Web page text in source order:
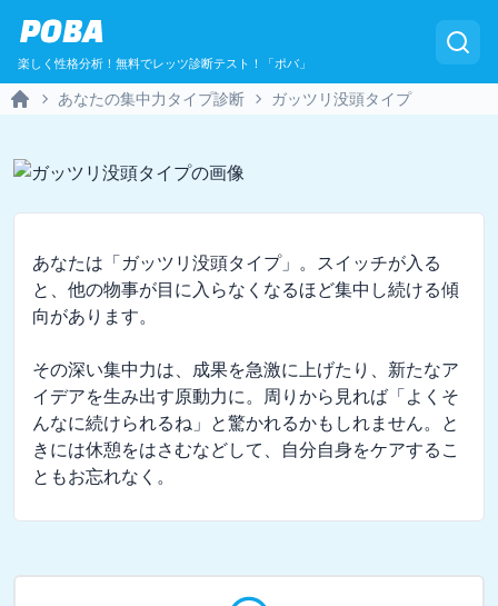
POBA
楽しく性格分析！無料でレッツ診断テスト！「ポバ」
あなたの集中力タイプ診断 ガッツリ没頭タイプ
あなたは「ガッツリ没頭タイプ」。スイッチが入る
と、他の物事が目に入らなくなるほど集中し続ける傾
向があります。
その深い集中力は、成果を急激に上げたり、新たなア
イデアを生み出す原動力に。周りから見れば「よくそ
んなに続けられるね」と驚かれるかもしれません。と
きには休憩をはさむなどして、自分自身をケアするこ
ともお忘れなく。